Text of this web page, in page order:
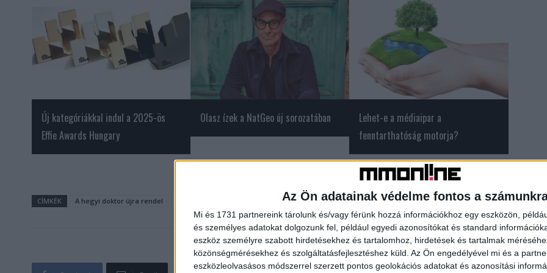
Az Ön adatainak védelme fontos a
Mi és 1731 partnereink tárolunk és/vagy férünk hozzá információkhoz egy eszközön,
és személyes adatokat dolgozunk fel, például egyedi azonosítókat és standard
eszköz személyre szabott hirdetésekhez és tartalomhoz, hirdetések és tartalmak
közönségmérésekhez és szolgáltatásfejlesztéshez küld. Az Ön engedélyével mi és a
eszközleolvasásos módszerrel szerzett pontos geolokációs adatokat és azonosítási
Új kategóriákkal indul a 2025-ös
Effie Awards Hungary
Olasz ízek a NatGeo új sorozatában
Lehet-e a médiaipar a
fenntarthatóság motorja?
CÍMKÉK A hegyi doktor újra rendel TV2 új évad